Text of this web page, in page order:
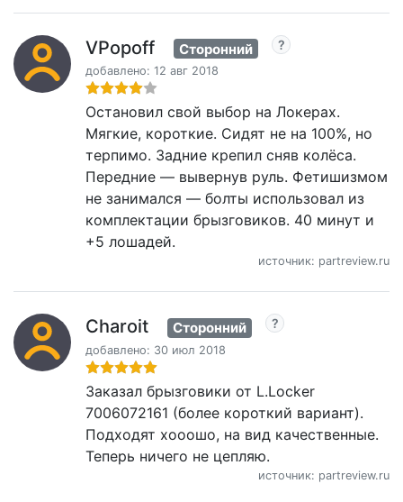
VPopoff Сторонний
добавлено: 12 авг 2018
Остановил свой выбор на Локерах.
Мягкие, короткие. Сидят не на 100%, но
терпимо. Задние крепил сняв колёса.
Передние — вывернув руль. Фетишизмом
не занимался — болты использовал из
комплектации брызговиков. 40 минут и
+5 лошадей.
источник: partreview.ru
Charoit Сторонний
добавлено: 30 июл 2018
Заказал брызговики от L.Locker
7006072161 (более короткий вариант).
Подходят хооошо, на вид качественные.
Теперь ничего не цепляю.
источник: partreview.ru